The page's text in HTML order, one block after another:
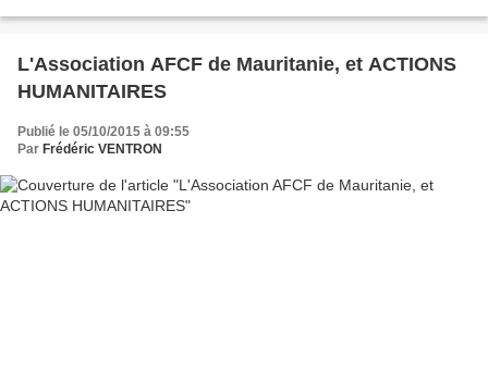
L'Association AFCF de Mauritanie, et ACTIONS
HUMANITAIRES
Publié le 05/10/2015 à 09:55
Par Frédéric VENTRON